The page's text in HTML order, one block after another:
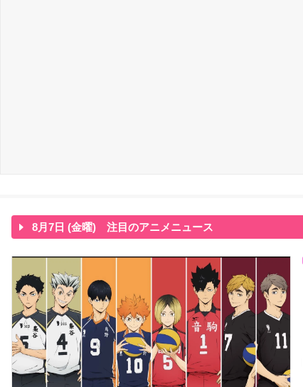
8月7日 (金曜) 注目のアニメニュース